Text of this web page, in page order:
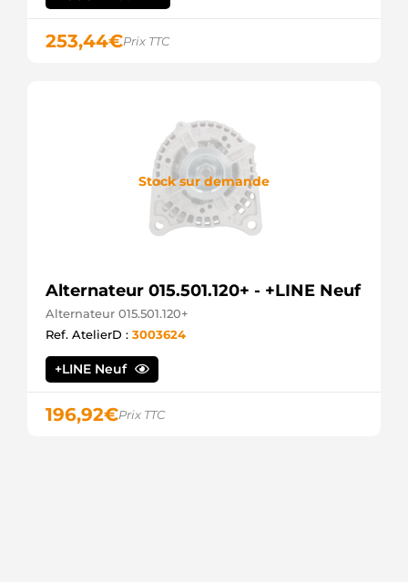
253,44€Prix TTC
Stock sur demande
Alternateur 015.501.120+ - +LINE Neuf
Alternateur 015.501.120+
Ref. AtelierD : 3003624
+LINE Neuf
196,92€Prix TTC